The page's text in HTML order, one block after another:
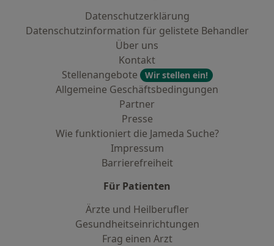
Datenschutzerklärung
Datenschutzinformation für gelistete Behandler
Über uns
Kontakt
Stellenangebote
Wir stellen ein!
Allgemeine Geschäftsbedingungen
Partner
Presse
Wie funktioniert die Jameda Suche?
Impressum
Barrierefreiheit
Für Patienten
Ärzte und Heilberufler
Gesundheitseinrichtungen
Frag einen Arzt